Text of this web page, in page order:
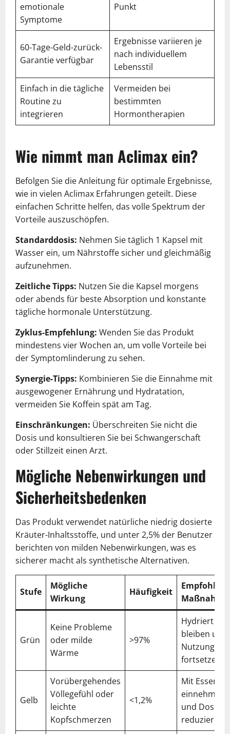
emotionale
Symptome
Punkt
60-Tage-Geld-zurück-
Garantie verfügbar
Ergebnisse variieren je
nach individuellem
Lebensstil
Einfach in die tägliche
Routine zu
integrieren
Vermeiden bei
bestimmten
Hormontherapien
Wie nimmt man Aclimax ein?
Befolgen Sie die Anleitung für optimale Ergebnisse,
wie in vielen Aclimax Erfahrungen geteilt. Diese
einfachen Schritte helfen, das volle Spektrum der
Vorteile auszuschöpfen.
Standarddosis: Nehmen Sie täglich 1 Kapsel mit
Wasser ein, um Nährstoffe sicher und gleichmäßig
aufzunehmen.
Zeitliche Tipps: Nutzen Sie die Kapsel morgens
oder abends für beste Absorption und konstante
tägliche hormonale Unterstützung.
Zyklus-Empfehlung: Wenden Sie das Produkt
mindestens vier Wochen an, um volle Vorteile bei
der Symptomlinderung zu sehen.
Synergie-Tipps: Kombinieren Sie die Einnahme mit
ausgewogener Ernährung und Hydratation,
vermeiden Sie Koffein spät am Tag.
Einschränkungen: Überschreiten Sie nicht die
Dosis und konsultieren Sie bei Schwangerschaft
oder Stillzeit einen Arzt.
Mögliche Nebenwirkungen und
Sicherheitsbedenken
Das Produkt verwendet natürliche niedrig dosierte
Kräuter-Inhaltsstoffe, und unter 2,5% der Benutzer
berichten von milden Nebenwirkungen, was es
sicherer macht als synthetische Alternativen.
Stufe
Mögliche
Wirkung
Häufigkeit
Empfohlene
Maßnahme
Grün
Keine Probleme
oder milde
Wärme
>97%
Hydriert
bleiben und
Nutzung
fortsetzen
Gelb
Vorübergehendes
Völlegefühl oder
leichte
Kopfschmerzen
<1,2%
Mit Essen
einnehmen
und Dosis
reduzieren